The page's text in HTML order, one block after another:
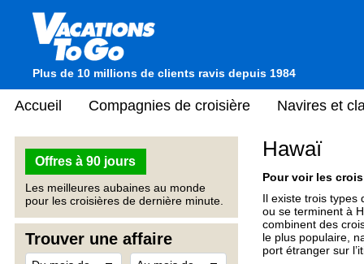
Plus de 10 millions de clients ravis depuis 1984
Accueil Compagnies de croisière Navires et
Offres à 90 jours
Les meilleures aubaines au monde
pour les croisières de dernière minute.
Trouver une affaire
Hawaï
Pour voir les
Il existe trois types
ou se terminent à
combinent des
le plus populaire,
port étranger sur